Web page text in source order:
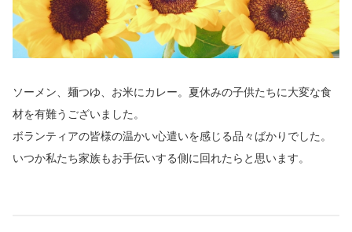
ソーメン、麺つゆ、お米にカレー。夏休みの子供たちに大変な食
材を有難うございました。
ボランティアの皆様の温かい心遣いを感じる品々ばかりでした。
いつか私たち家族もお手伝いする側に回れたらと思います。